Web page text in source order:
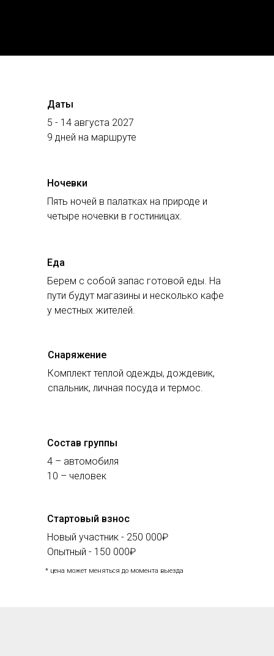
Даты
5 - 14 августа 2027
9 дней на маршруте
Ночевки
Пять ночей в палатках на природе и
четыре ночевки в гостиницах.
Еда
Берем с собой запас готовой еды. На
пути будут магазины и несколько кафе
у местных жителей.
Снаряжение
Комплект теплой одежды, дождевик,
спальник, личная посуда и термос.
Стартовый взнос
Новый участник - 250 000₽
Опытный - 150 000₽
Состав группы
4 – автомобиля
10 – человек
* цена может меняться до момента выезда